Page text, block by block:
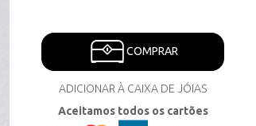
COMPRAR
ADICIONAR À CAIXA DE JÓIAS
Aceitamos todos os cartões